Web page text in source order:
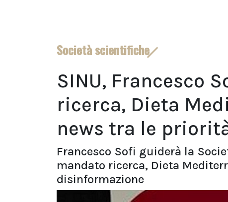
Società scientifiche
SINU, Francesco
ricerca, Dieta
news tra le
Francesco Sofi guiderà la
mandato ricerca, Dieta
disinformazione